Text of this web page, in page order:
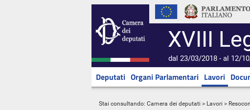
XVIII
dal 23/03/2018 - al 12/
Deputati Organi Parlamentari Lavori
Stai consultando: Camera dei deputati > Lavori >